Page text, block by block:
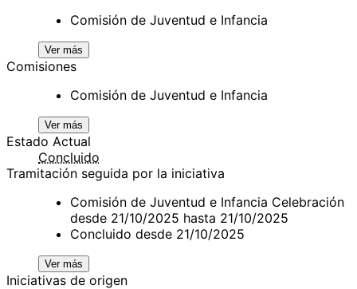
Comisión de Juventud e Infancia
Ver más
Comisiones
Comisión de Juventud e Infancia
Ver más
Estado Actual
Concluido
Tramitación seguida por la iniciativa
Comisión de Juventud e Infancia Celebración
desde 21/10/2025 hasta 21/10/2025
Concluido desde 21/10/2025
Ver más
Iniciativas de origen